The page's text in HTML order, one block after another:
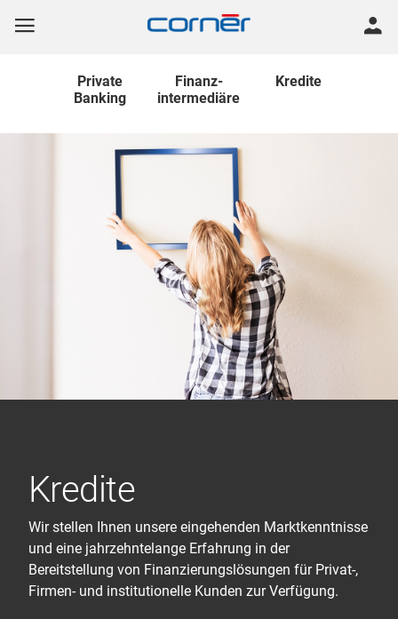
Private
Banking
Finanz-
intermediäre
Kredite
Kredite
Wir stellen Ihnen unsere eingehenden Marktkenntnisse
und eine jahrzehntelange Erfahrung in der
Bereitstellung von Finanzierungslösungen für Privat-,
Firmen- und institutionelle Kunden zur Verfügung.